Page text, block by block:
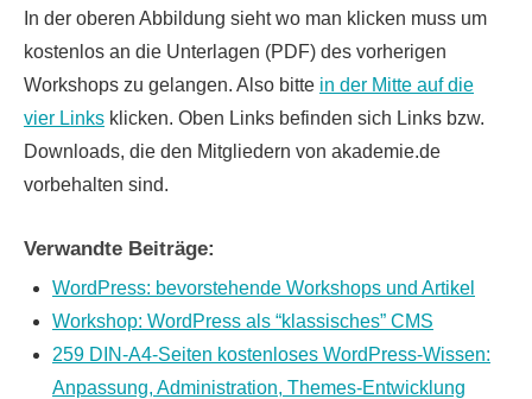
In der oberen Abbildung sieht wo man klicken muss um
kostenlos an die Unterlagen (PDF) des vorherigen
Workshops zu gelangen. Also bitte in der Mitte auf die
vier Links klicken. Oben Links befinden sich Links bzw.
Downloads, die den Mitgliedern von akademie.de
vorbehalten sind.
Verwandte Beiträge:
WordPress: bevorstehende Workshops und Artikel
Workshop: WordPress als “klassisches” CMS
259 DIN-A4-Seiten kostenloses WordPress-Wissen:
Anpassung, Administration, Themes-Entwicklung